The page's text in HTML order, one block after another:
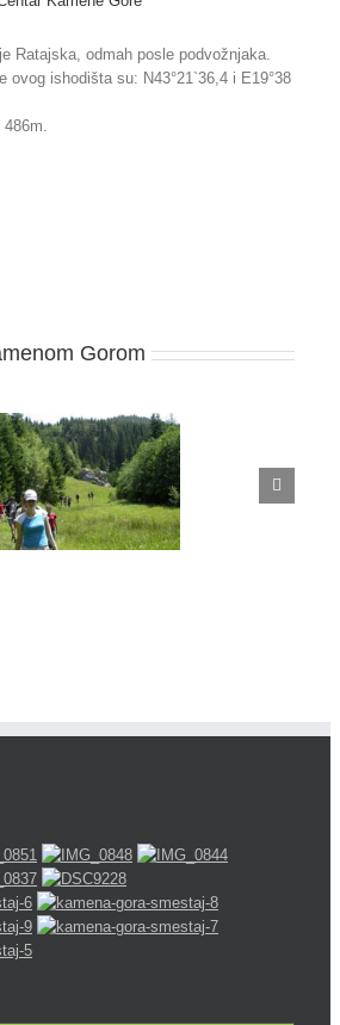
Ratajska, odmah posle podvožnjaka.
ovog ishodišta su: N43°21`36,4 i E19°38
486m.
Gorom